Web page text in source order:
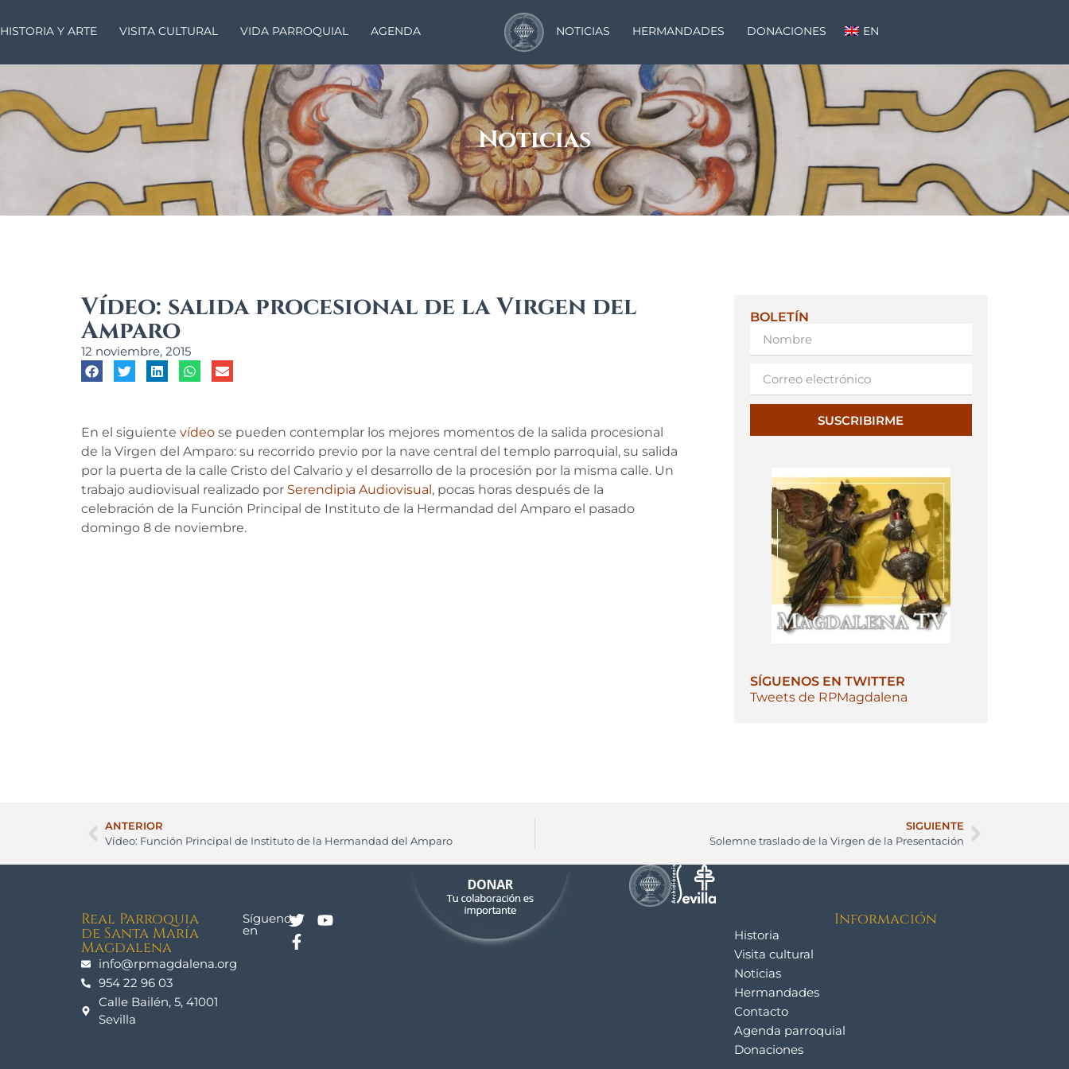
HISTORIA Y ARTE VISITA CULTURAL VIDA PARROQUIAL AGENDA NOTICIAS HERMANDADES DONACIONES EN
Noticias
Vídeo: salida procesional de la Virgen del
Amparo
12 noviembre, 2015
En el siguiente vídeo se pueden contemplar los mejores momentos de la salida procesional
de la Virgen del Amparo: su recorrido previo por la nave central del templo parroquial, su salida
por la puerta de la calle Cristo del Calvario y el desarrollo de la procesión por la misma calle. Un
trabajo audiovisual realizado por Serendipia Audiovisual , pocas horas después de la
celebración de la Función Principal de Instituto de la Hermandad del Amparo el pasado
domingo 8 de noviembre.
BOLETÍN
SUSCRIBIRME
SÍGUENOS EN TWITTER
Tweets de RPMagdalena
ANTERIOR
Vídeo: Función Principal de Instituto de la Hermandad del Amparo
SIGUIENTE
Solemne traslado de la Virgen de la Presentación
Real Parroquia
de Santa María
Magdalena
info@rpmagdalena.org
954 22 96 03
Calle Bailén, 5, 41001
Sevilla
Síguenos
en
Información
Historia
Visita cultural
Noticias
Hermandades
Contacto
Agenda parroquial
Donaciones